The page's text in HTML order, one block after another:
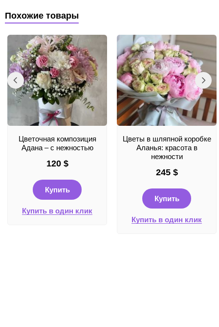
Похожие товары
Цветочная композиция
Адана – с нежностью
120 $
Купить
Купить в один клик
Цветы в шляпной коробке
Аланья: красота в
нежности
245 $
Купить
Купить в один клик